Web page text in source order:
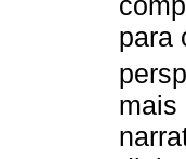
para
mais